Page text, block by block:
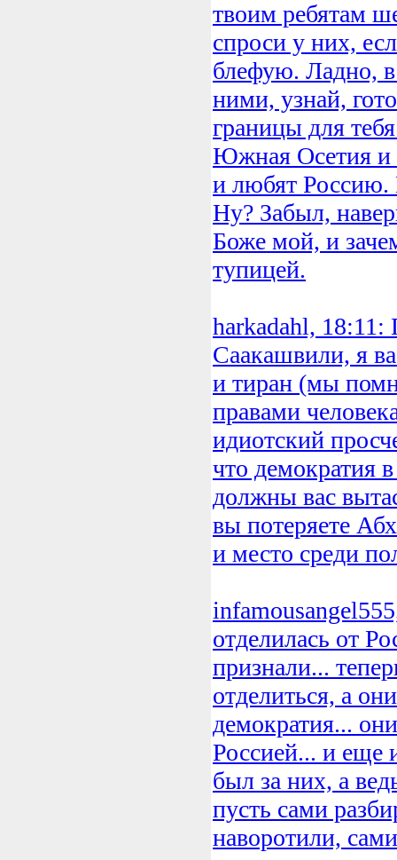
твоим ребятам
спроси у них,
блефую. Ладно,
ними, узнай,
границы для
Южная Осетия и
и любят Россию.
Ну? Забыл,
Боже мой, и
тупицей.
harkadahl, 18:11:
Саакашвили, я
и тиран (мы
правами
идиотский
что демократия
должны вас
вы потеряете
и место среди
отделилась от
признали...
отделиться, а
демократия...
Россией... и еще
был за них, а
пусть сами
наворотили,